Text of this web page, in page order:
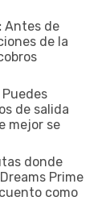
Antes de
de la
Puedes
de salida
mejor se
donde
Prime
como